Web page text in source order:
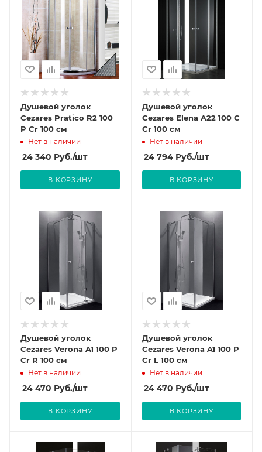
Душевой уголок
Cezares Pratico R2 100
P Cr 100 см
Нет в наличии
24 340 Руб./шт
В КОРЗИНУ
Душевой уголок
Cezares Elena A22 100 C
Cr 100 см
Нет в наличии
24 794Руб./шт
В КОРЗИНУ
Душевой уголок
Cezares Verona A1 100 P
Cr R 100 см
Нет в наличии
24 470 Руб./шт
В КОРЗИНУ
Душевой уголок
Cezares Verona A1 100 P
Cr L 100 см
Нет в наличии
24 470 Руб./шт
В КОРЗИНУ